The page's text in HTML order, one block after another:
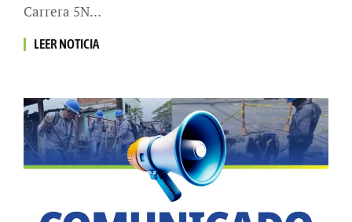
Carrera 5N…
LEER NOTICIA